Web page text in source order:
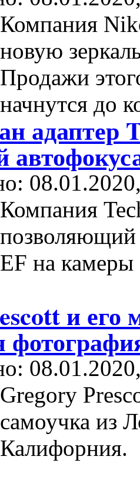
Компания
новую
Продажи
начнутся до
адаптер
Компания
позволяющий
EF на
и его
Gregory
самоучка из
Калифорния.